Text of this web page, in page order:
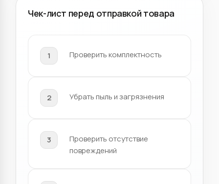
Чек-лист перед отправкой товара
Проверить комплектность
Убрать пыль и загрязнения
Проверить отсутствие
повреждений